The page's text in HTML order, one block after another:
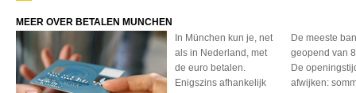
MEER OVER BETALEN MUNCHEN
In München kun je, net
als in Nederland, met
de euro betalen.
Enigszins afhankelijk
De meeste
geopend van
De
afwijken: